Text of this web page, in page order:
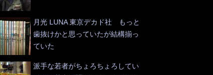
月光 LUNA 東京デカド社 もっと
歯抜けかと思っていたが結構揃っ
ていた
派手な若者がちょろちょろしてい